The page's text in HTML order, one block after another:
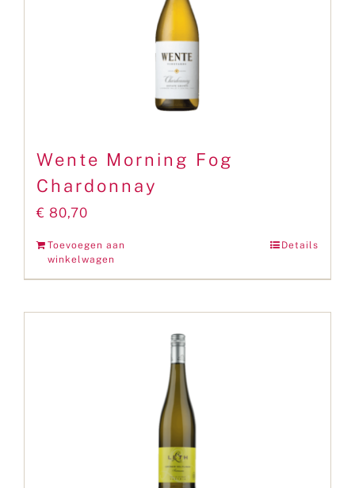
Wente Morning Fog
Chardonnay
€ 80,70
Toevoegen aan
winkelwagen
Details